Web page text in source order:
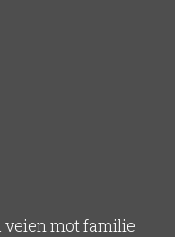
veien mot familie